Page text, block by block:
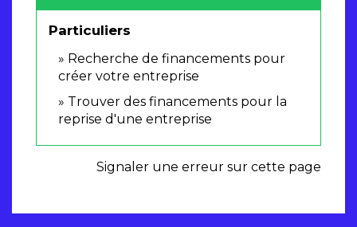
Particuliers
Recherche de financements pour
créer votre entreprise
Trouver des financements pour la
reprise d'une entreprise
Signaler une erreur sur cette page